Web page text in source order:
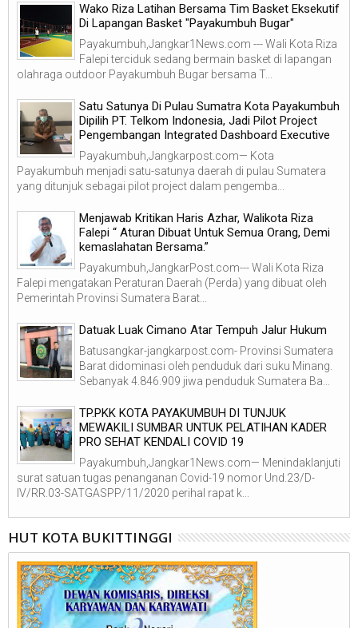
Wako Riza Latihan Bersama Tim Basket Eksekutif
Di Lapangan Basket "Payakumbuh Bugar"
Payakumbuh,Jangkar1News.com --- Wali Kota Riza
Falepi terciduk sedang bermain basket di lapangan
olahraga outdoor Payakumbuh Bugar bersama T...
Satu Satunya Di Pulau Sumatra Kota Payakumbuh
Dipilih PT. Telkom Indonesia, Jadi Pilot Project
Pengembangan Integrated Dashboard Executive
Payakumbuh,Jangkarpost.com— Kota
Payakumbuh menjadi satu-satunya daerah di pulau Sumatera
yang ditunjuk sebagai pilot project dalam pengemba...
Menjawab Kritikan Haris Azhar, Walikota Riza
Falepi “ Aturan Dibuat Untuk Semua Orang, Demi
kemaslahatan Bersama.”
Payakumbuh,JangkarPost.com--- Wali Kota Riza
Falepi mengatakan Peraturan Daerah (Perda) yang dibuat oleh
Pemerintah Provinsi Sumatera Barat...
Datuak Luak Cimano Atar Tempuh Jalur Hukum
Batusangkar-jangkarpost.com- Provinsi Sumatera
Barat didominasi oleh penduduk dari suku Minang.
Sebanyak 4.846.909 jiwa penduduk Sumatera Ba...
TP.PKK KOTA PAYAKUMBUH DI TUNJUK
MEWAKILI SUMBAR UNTUK PELATIHAN KADER
PRO SEHAT KENDALI COVID 19
Payakumbuh,Jangkar1News.com— Menindaklanjuti
surat satuan tugas penanganan Covid-19 nomor Und.23/D-
IV/RR.03-SATGASPP/11/2020 perihal rapat k...
HUT KOTA BUKITTINGGI